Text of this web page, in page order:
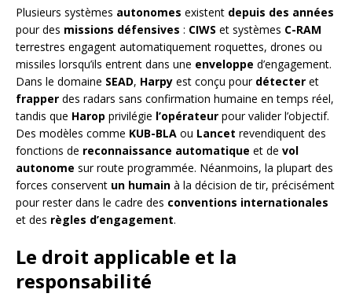
Plusieurs systèmes autonomes existent depuis des années
pour des missions défensives : CIWS et systèmes C-RAM
terrestres engagent automatiquement roquettes, drones ou
missiles lorsqu’ils entrent dans une enveloppe d’engagement.
Dans le domaine SEAD, Harpy est conçu pour détecter et
frapper des radars sans confirmation humaine en temps réel,
tandis que Harop privilégie l’opérateur pour valider l’objectif.
Des modèles comme KUB-BLA ou Lancet revendiquent des
fonctions de reconnaissance automatique et de vol
autonome sur route programmée. Néanmoins, la plupart des
forces conservent un humain à la décision de tir, précisément
pour rester dans le cadre des conventions internationales
et des règles d’engagement.
Le droit applicable et la
responsabilité